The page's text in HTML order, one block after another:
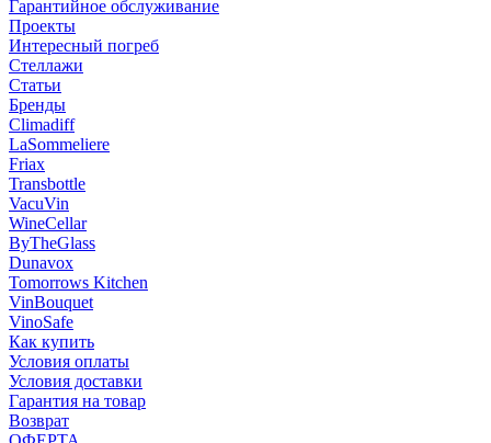
Гарантийное обслуживание
Проекты
Интересный погреб
Стеллажи
Статьи
Бренды
Climadiff
LaSommeliere
Friax
Transbottle
VacuVin
WineCellar
ByTheGlass
Dunavox
Tomorrows Kitchen
VinBouquet
VinoSafe
Как купить
Условия оплаты
Условия доставки
Гарантия на товар
Возврат